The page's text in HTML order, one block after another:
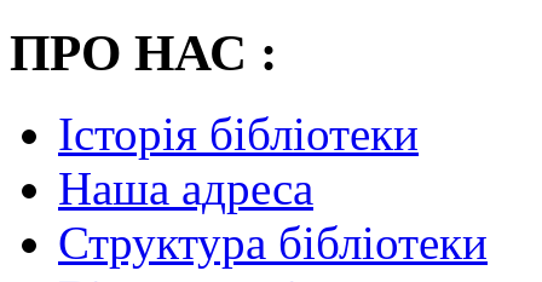
ПРО НАС :
Історія бібліотеки
Наша адреса
Структура бібліотеки